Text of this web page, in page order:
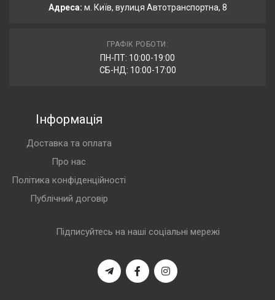
Адреса: м. Київ, вулиця Автотранспортна, 8
ГРАФІК РОБОТИ:
ПН-ПТ: 10:00-19:00
СБ-НД: 10:00-17:00
Інформація
Доставка та оплата
Про нас
Політика конфіденційності
Публічний договір
Підписуйтесь на наші соціальні мережі